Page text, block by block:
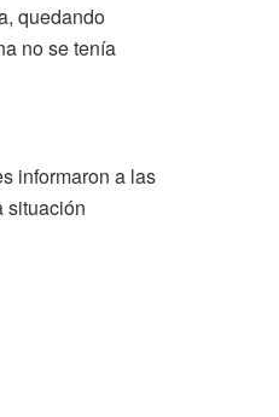
quedando
no se tenía
informaron a las
situación